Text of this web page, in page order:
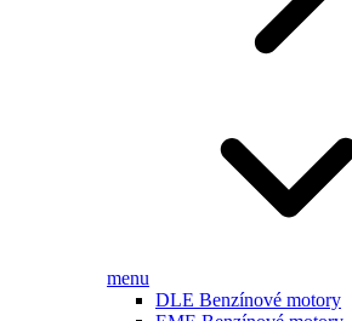
menu
DLE Benzínové motory